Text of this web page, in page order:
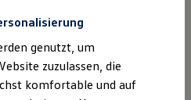
Gebrauchtwagen
des § 5 TMG ist:
genutzt, um
zuzulassen, die
komfortable und auf